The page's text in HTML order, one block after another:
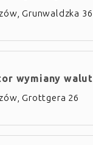
Grunwaldzka 36
wymiany walut
Grottgera 26